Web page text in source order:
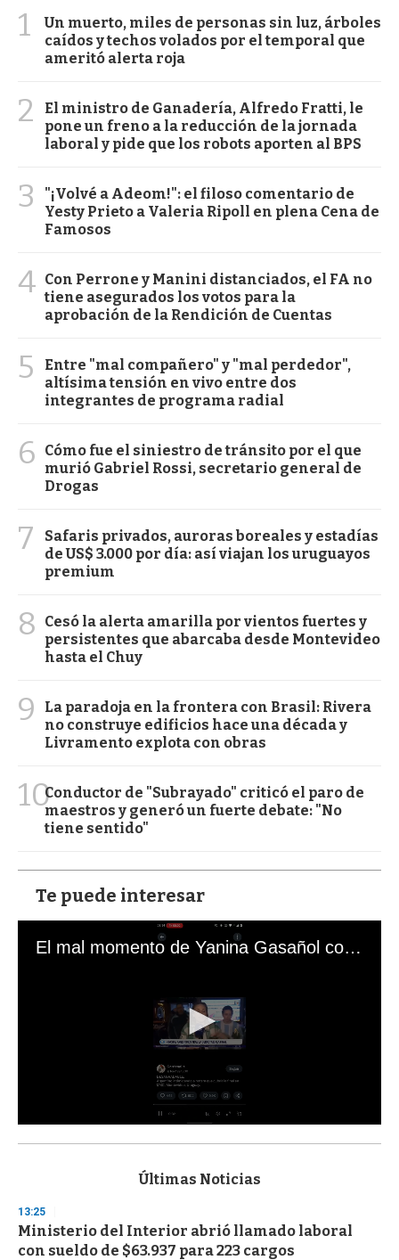
1
Un muerto, miles de personas sin luz, árboles
caídos y techos volados por el temporal que
ameritó alerta roja
2
El ministro de Ganadería, Alfredo Fratti, le
pone un freno a la reducción de la jornada
laboral y pide que los robots aporten al BPS
3
"¡Volvé a Adeom!": el filoso comentario de
Yesty Prieto a Valeria Ripoll en plena Cena de
Famosos
4 Con Perrone y Manini distanciados, el FA no
tiene asegurados los votos para la
aprobación de la Rendición de Cuentas
5
Entre "mal compañero" y "mal perdedor",
altísima tensión en vivo entre dos
integrantes de programa radial
6
Cómo fue el siniestro de tránsito por el que
murió Gabriel Rossi, secretario general de
Drogas
7
Safaris privados, auroras boreales y estadías
de US$ 3.000 por día: así viajan los uruguayos
premium
8
Cesó la alerta amarilla por vientos fuertes y
persistentes que abarcaba desde Montevideo
hasta el Chuy
9
La paradoja en la frontera con Brasil: Rivera
no construye edificios hace una década y
Livramento explota con obras
10Conductor de "Subrayado" criticó el paro de
maestros y generó un fuerte debate: "No
tiene sentido"
Te puede interesar
El mal momento de Yanina Gasañol con un hincha argentino en "Subrayado"
s
d
s
o
Últimas Noticias
13:25
Ministerio del Interior abrió llamado laboral
con sueldo de $63.937 para 223 cargos